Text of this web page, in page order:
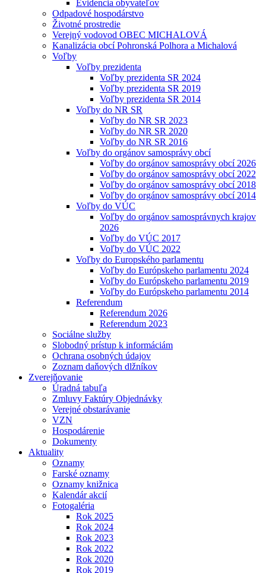
Evidencia obyvateľov
Odpadové hospodárstvo
Životné prostredie
Verejný vodovod OBEC MICHALOVÁ
Kanalizácia obcí Pohronská Polhora a Michalová
Voľby
Voľby prezidenta
Voľby prezidenta SR 2024
Voľby prezidenta SR 2019
Voľby prezidenta SR 2014
Voľby do NR SR
Voľby do NR SR 2023
Voľby do NR SR 2020
Voľby do NR SR 2016
Voľby do orgánov samosprávy obcí
Voľby do orgánov samosprávy obcí 2026
Voľby do orgánov samosprávy obcí 2022
Voľby do orgánov samosprávy obcí 2018
Voľby do orgánov samosprávy obcí 2014
Voľby do VÚC
Voľby do orgánov samosprávnych krajov
2026
Voľby do VÚC 2017
Voľby do VÚC 2022
Voľby do Europského parlamentu
Voľby do Európskeho parlamentu 2024
Voľby do Európskeho parlamentu 2019
Voľby do Európskeho parlamentu 2014
Referendum
Referendum 2026
Referendum 2023
Sociálne služby
Slobodný prístup k informáciám
Ochrana osobných údajov
Zoznam daňových dlžníkov
Zverejňovanie
Úradná tabuľa
Zmluvy Faktúry Objednávky
Verejné obstarávanie
VZN
Hospodárenie
Dokumenty
Aktuality
Oznamy
Farské oznamy
Oznamy knižnica
Kalendár akcií
Fotogaléria
Rok 2025
Rok 2024
Rok 2023
Rok 2022
Rok 2020
Rok 2019